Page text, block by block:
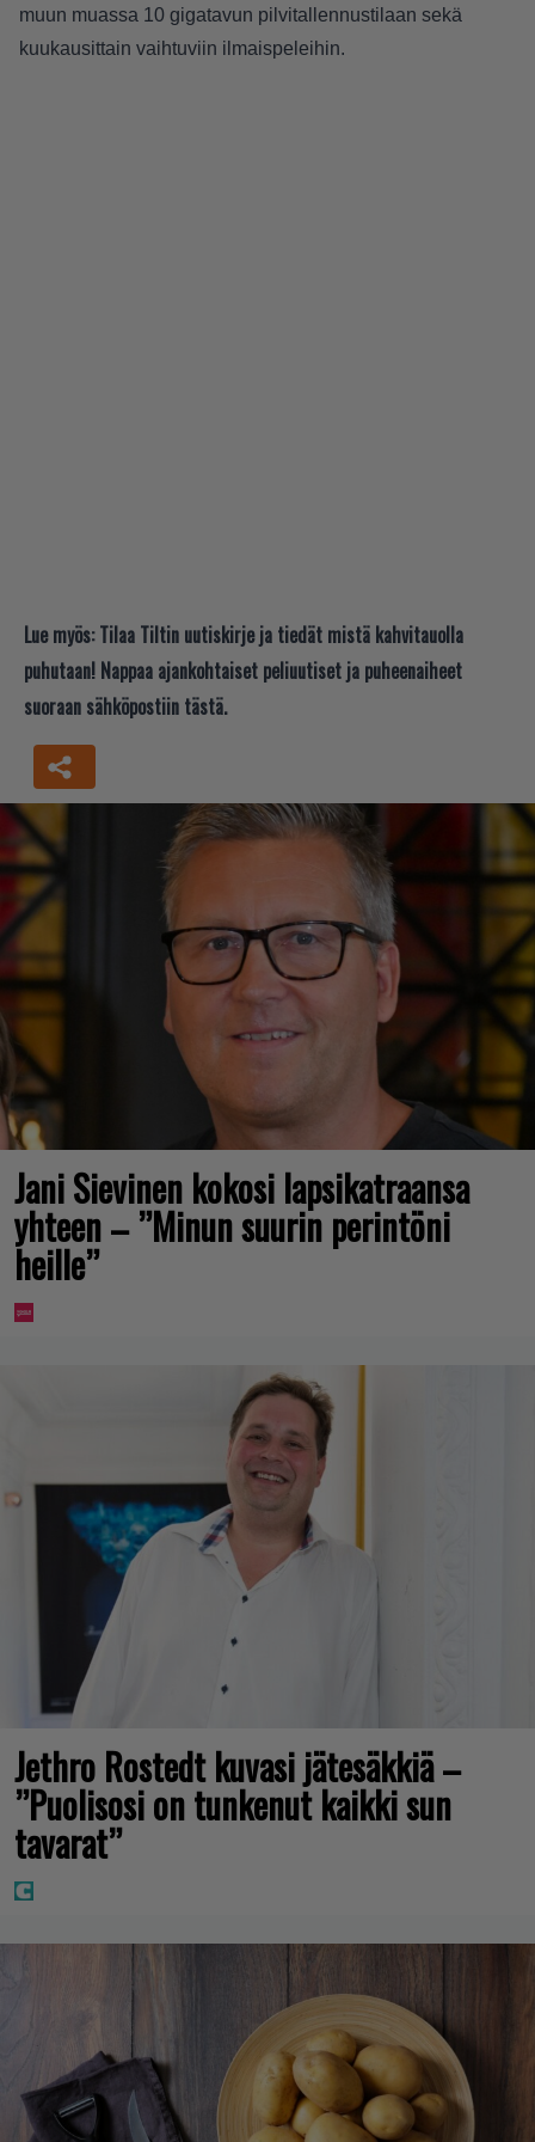
muun muassa 10 gigatavun pilvitallennustilaan sekä
kuukausittain vaihtuviin ilmaispeleihin.
Lue myös: Tilaa Tiltin uutiskirje ja tiedät mistä kahvitauolla
puhutaan! Nappaa ajankohtaiset peliuutiset ja puheenaiheet
suoraan sähköpostiin tästä.
Jani Sievinen kokosi lapsikatraansa
yhteen – ”Minun suurin perintöni
heille”
Jethro Rostedt kuvasi jätesäkkiä –
”Puolisosi on tunkenut kaikki sun
tavarat”